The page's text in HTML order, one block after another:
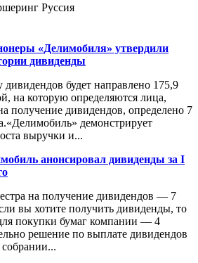
Руссия
«Делимобиля» утвердили
дивиденды
дивидендов будет направлено 175,9
на которую определяются лица,
получение дивидендов, определено 7
демонстрирует
выручки и...
анонсировал дивиденды за I
на получение дивидендов — 7
вы хотите получить дивиденды, то
покупки бумаг компании — 4
решение по выплате дивидендов